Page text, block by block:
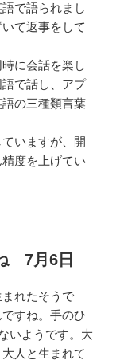
で語られまし
て返事をして
に会話を楽し
で話し、アプ
の三種類言葉
いますが、開
度を上げてい
7月6日
まれたそうで
すね。手のひ
いようです。大
人と生まれて